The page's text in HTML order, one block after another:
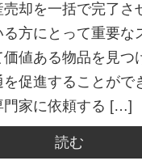
却を一括で完了さ
方にとって重要な
値ある物品を見つ
促進することがで
門家に依頼する […]
読む